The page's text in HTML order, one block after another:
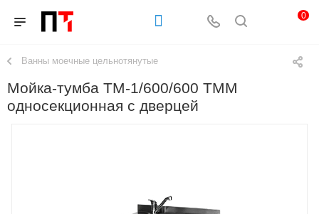
0
Ванны моечные цельнотянутые
Мойка-тумба ТМ-1/600/600 ТММ
односекционная с дверцей